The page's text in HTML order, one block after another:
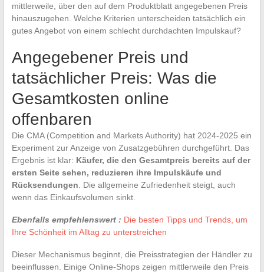
mittlerweile, über den auf dem Produktblatt angegebenen Preis
hinauszugehen. Welche Kriterien unterscheiden tatsächlich ein
gutes Angebot von einem schlecht durchdachten Impulskauf?
Angegebener Preis und
tatsächlicher Preis: Was die
Gesamtkosten online
offenbaren
Die CMA (Competition and Markets Authority) hat 2024-2025 ein
Experiment zur Anzeige von Zusatzgebühren durchgeführt. Das
Ergebnis ist klar: Käufer, die den Gesamtpreis bereits auf der
ersten Seite sehen, reduzieren ihre Impulskäufe und
Rücksendungen . Die allgemeine Zufriedenheit steigt, auch
wenn das Einkaufsvolumen sinkt.
Ebenfalls empfehlenswert : Die besten Tipps und Trends, um
Ihre Schönheit im Alltag zu unterstreichen
Dieser Mechanismus beginnt, die Preisstrategien der Händler zu
beeinflussen. Einige Online-Shops zeigen mittlerweile den Preis